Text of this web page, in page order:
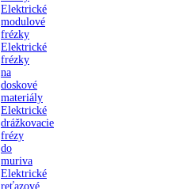
Elektrické
modulové
frézky
Elektrické
frézky
na
doskové
materiály
Elektrické
drážkovacie
frézy
do
muriva
Elektrické
reťazové